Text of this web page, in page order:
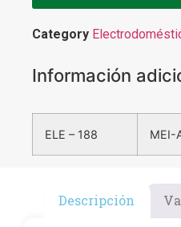
Category
Información
ELE – 188 MEI-
Descripción